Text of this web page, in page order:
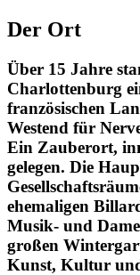
Der Ort
Über 15 Jahre
Charlottenburg
französischen
Westend für
Ein Zauberort,
gelegen. Die
ehemaligen
Musik- und
großen
Kunst, Kultur